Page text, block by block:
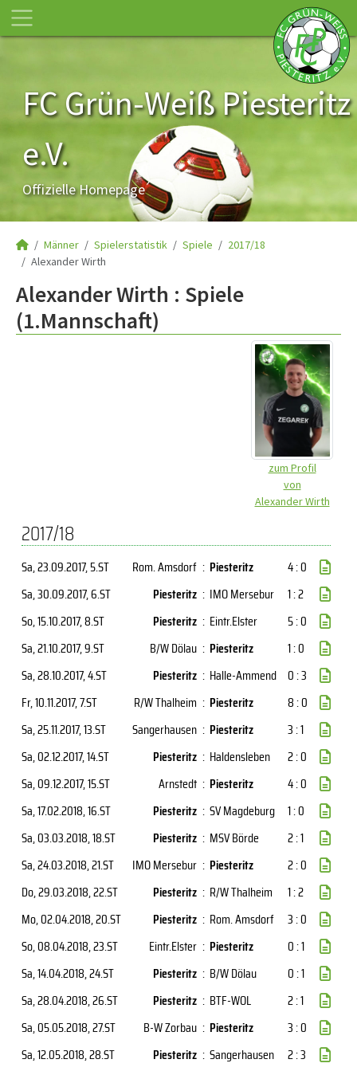
FC Grün-Weiß Piesteritz
e.V.
Offizielle Homepage
Männer Spielerstatistik Spiele
2017/18
Alexander Wirth
Alexander Wirth : Spiele
(1.Mannschaft)
zum Profil
von
Alexander Wirth
2017/18
Sa, 23.09.2017, 5.ST Rom. Amsdorf : Piesteritz
4 : 0
Sa, 30.09.2017, 6.ST Piesteritz : IMO Mersebur
1 : 2
So, 15.10.2017, 8.ST Piesteritz : Eintr.Elster
5 : 0
Sa, 21.10.2017, 9.ST B/W Dölau : Piesteritz
1 : 0
Sa, 28.10.2017, 4.ST Piesteritz : Halle-Ammend 0 : 3
Fr, 10.11.2017, 7.ST R/W Thalheim : Piesteritz
8 : 0
Sa, 25.11.2017, 13.ST Sangerhausen : Piesteritz
3 : 1
Sa, 02.12.2017, 14.ST Piesteritz : Haldensleben
2 : 0
Sa, 09.12.2017, 15.ST Arnstedt : Piesteritz
4 : 0
Sa, 17.02.2018, 16.ST Piesteritz : SV Magdeburg
1 : 0
Sa, 03.03.2018, 18.ST Piesteritz : MSV Börde
2 : 1
Sa, 24.03.2018, 21.ST IMO Mersebur : Piesteritz
2 : 0
Do, 29.03.2018, 22.ST Piesteritz : R/W Thalheim
1 : 2
Mo, 02.04.2018, 20.ST Piesteritz : Rom. Amsdorf
3 : 0
So, 08.04.2018, 23.ST Eintr.Elster : Piesteritz
0 : 1
Sa, 14.04.2018, 24.ST Piesteritz : B/W Dölau
0 : 1
Sa, 28.04.2018, 26.ST Piesteritz : BTF-WOL
2 : 1
Sa, 05.05.2018, 27.ST B-W Zorbau : Piesteritz
3 : 0
Sa, 12.05.2018, 28.ST Piesteritz : Sangerhausen 2 : 3